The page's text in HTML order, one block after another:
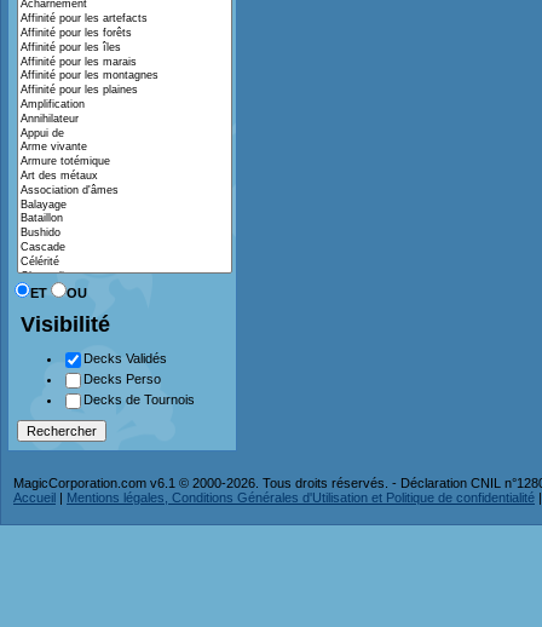
ET OU
Visibilité
Decks Validés
Decks Perso
Decks de Tournois
MagicCorporation.com v6.1 © 2000-2026. Tous droits réservés. - Déclaration CNIL
Accueil | Mentions légales, Conditions Générales d'Utilisation et Politique de confidentialité